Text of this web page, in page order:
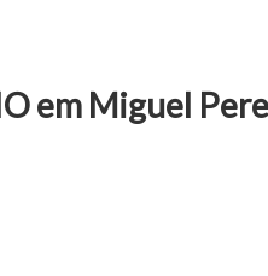
em Miguel